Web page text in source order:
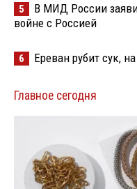
5
В МИД России
войне с Россией
6 Ереван рубит сук,
Главное сегодня